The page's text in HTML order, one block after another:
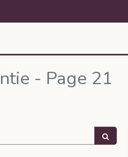
- Page 21